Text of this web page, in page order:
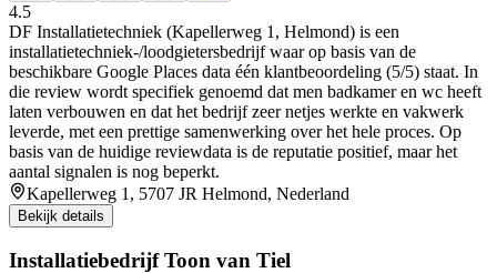
4.5
DF Installatietechniek (Kapellerweg 1, Helmond) is een
installatietechniek-/loodgietersbedrijf waar op basis van de
beschikbare Google Places data één klantbeoordeling (5/5) staat. In
die review wordt specifiek genoemd dat men badkamer en wc heeft
laten verbouwen en dat het bedrijf zeer netjes werkte en vakwerk
leverde, met een prettige samenwerking over het hele proces. Op
basis van de huidige reviewdata is de reputatie positief, maar het
aantal signalen is nog beperkt.
Kapellerweg 1, 5707 JR Helmond, Nederland
Bekijk details
Installatiebedrijf Toon van Tiel